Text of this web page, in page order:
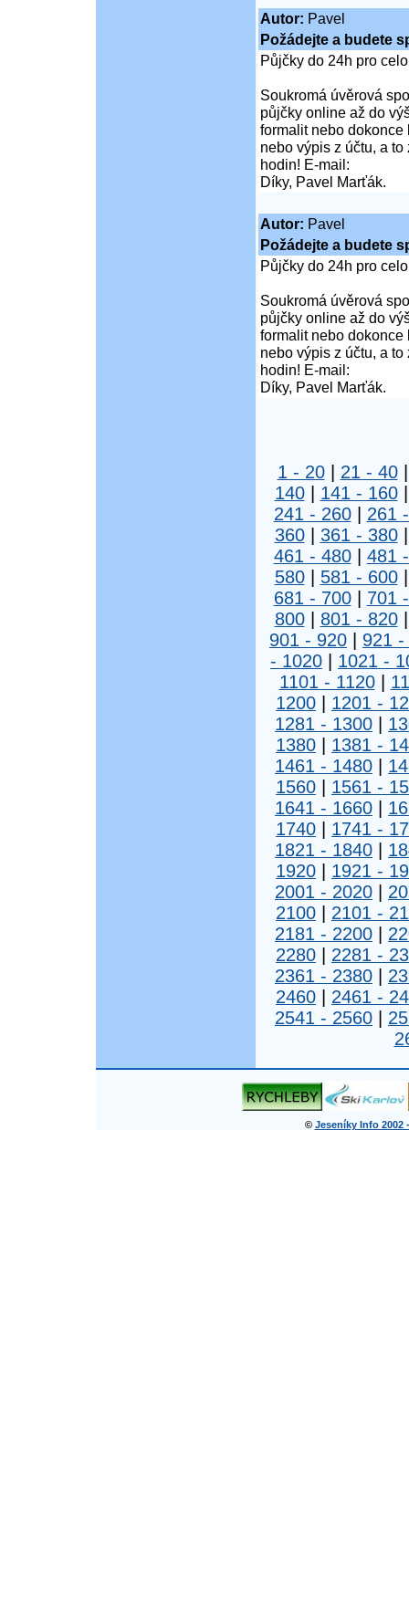
Autor: Pavel
Požádejte a budete
Půjčky do 24h pro
Soukromá úvěrová
půjčky online až do
formalit nebo dokonce
nebo výpis z účtu, a
hodin! E-mail:
Díky, Pavel Marťák.
Autor: Pavel
Požádejte a budete
Půjčky do 24h pro
Soukromá úvěrová
půjčky online až do
formalit nebo dokonce
nebo výpis z účtu, a
hodin! E-mail:
Díky, Pavel Marťák.
1 - 20| 21 - 40
140| 141 - 160
241 - 260| 261
360| 361 - 380
461 - 480| 481
580| 581 - 600
681 - 700| 701
800| 801 - 820
901 - 920
921 -
- 1020
1021 -
1101 - 1120|
1200
1201 -
1281 - 1300
1380
1381 -
1461 - 1480
1560
1561 -
1641 - 1660
1740
1741 -
1821 - 1840
1920
1921 -
2001 - 2020
2100
2101 -
2181 - 2200
2280
2281 -
2361 - 2380
2460
2461 -
2541 - 2560
© Jeseníky Info 2002